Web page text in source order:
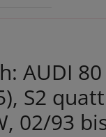
AUDI
S2
02/93